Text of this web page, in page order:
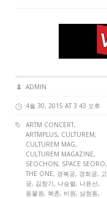
ADMIN
4월 30, 2015 AT 3:43 오후
ARTM CONCERT,
ARTMPLUS, CULTUREM,
CULTUREM MAG,
CULTUREM MAGAZINE,
SEOCHON, SPACE SEORO,
THE ONE, 경복궁, 경희궁, 고
궁, 김창기, 나승렬, 나윤선,
동물원, 북촌, 비원, 삼청동,